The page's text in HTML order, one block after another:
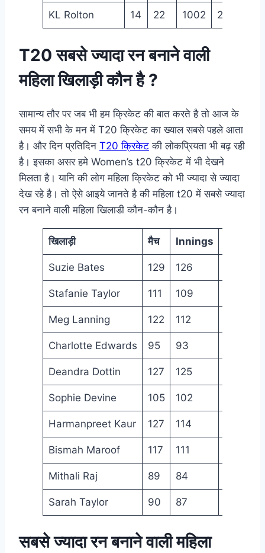
KL Rolton 14 22 1002 2
T20 सबसे ज्यादा रन बनाने वाली
महिला खिलाड़ी कौन है ?
सामान्य तौर पर जब भी हम क्रिकेट की बात करते है तो आज के
समय में सभी के मन में T20 क्रिकेट का ख्याल सबसे पहले आता
है। और दिन प्रतिदिन T20 क्रिकेट की लोकप्रियता भी बढ़ रही
है। इसका असर हमे Women’s t20 क्रिकेट में भी देखने
मिलता है। यानि की लोग महिला क्रिकेट को भी ज्यादा से ज्यादा
देख रहे है। तो ऐसे आइये जानते है की महिला t20 में सबसे ज्यादा
रन बनाने वाली महिला खिलाडी कौन-कौन है।
खिलाड़ी मैच Innings
Suzie Bates 129 126
Stafanie Taylor 111 109
Meg Lanning 122 112
Charlotte Edwards 95 93
Deandra Dottin 127 125
Sophie Devine 105 102
Harmanpreet Kaur 127 114
Bismah Maroof 117 111
Mithali Raj 89 84
Sarah Taylor 90 87
सबसे ज्यादा रन बनाने वाली महिला